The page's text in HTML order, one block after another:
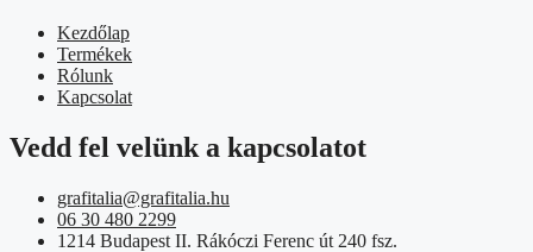
Kezdőlap
Termékek
Rólunk
Kapcsolat
Vedd fel velünk a kapcsolatot
grafitalia@grafitalia.hu
06 30 480 2299
1214 Budapest II. Rákóczi Ferenc út 240 fsz.